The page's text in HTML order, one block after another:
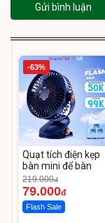
Gửi bình luận
-63%
Quạt tích điện kẹp
bàn mini để bàn
219.000đ
79.000đ
Flash Sale